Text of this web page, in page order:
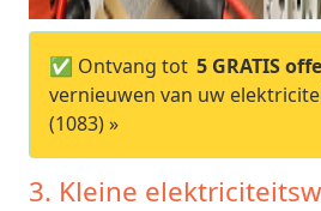
✅ Ontvang tot 5 GRATIS
vernieuwen van uw
(1083) »
3. Kleine